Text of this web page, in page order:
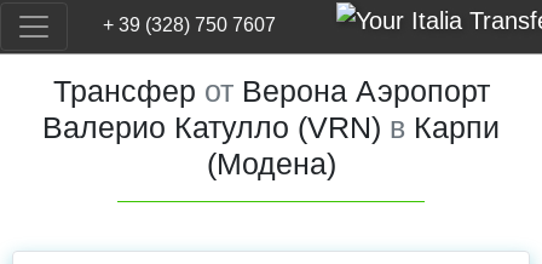
+ 39 (328) 750 7607
Трансфер отВерона Аэропорт
Валерио Катулло (VRN) в Карпи
(Модена)